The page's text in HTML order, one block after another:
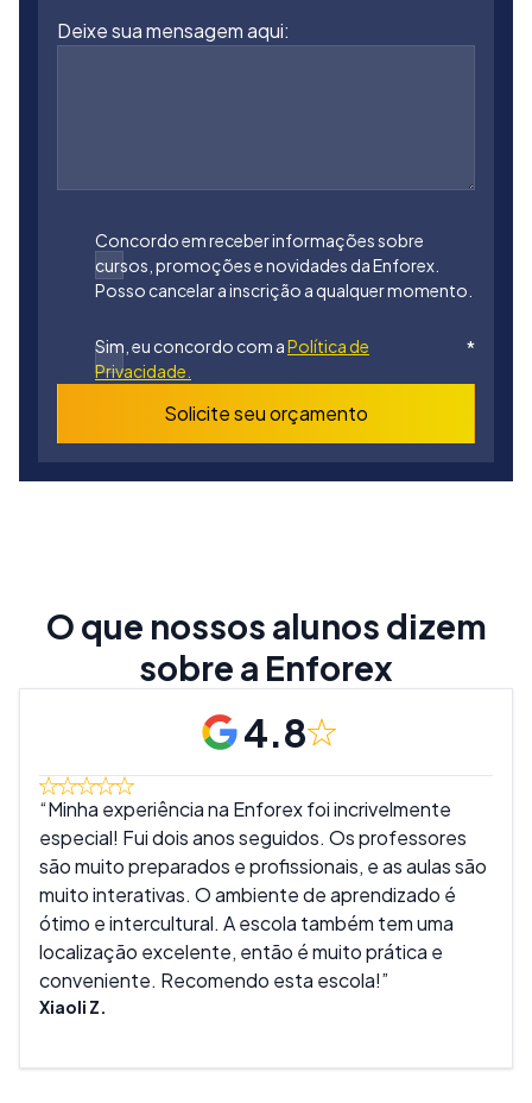
Deixe sua mensagem aqui:
Concordo em receber informações sobre
cursos, promoções e novidades da Enforex.
Posso cancelar a inscrição a qualquer momento.
Sim, eu concordo com aPolítica de
Privacidade.
*
Solicite seu orçamento
O que nossos alunos dizem
sobre a Enforex
4.8
Minha experiência na Enforex foi incrivelmente
especial! Fui dois anos seguidos. Os professores
são muito preparados e profissionais, e as aulas são
muito interativas. O ambiente de aprendizado é
ótimo e intercultural. A escola também tem uma
localização excelente, então é muito prática e
conveniente. Recomendo esta escola!
Xiaoli Z.